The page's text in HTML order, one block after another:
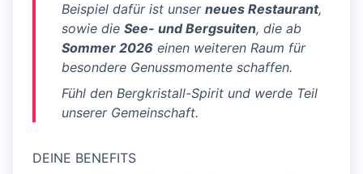
Beispiel dafür ist unser neues Restaurant,
sowie die See- und Bergsuiten, die ab
Sommer 2026 einen weiteren Raum für
besondere Genussmomente schaffen.
Fühl den Bergkristall-Spirit und werde Teil
unserer Gemeinschaft.
DEINE BENEFITS